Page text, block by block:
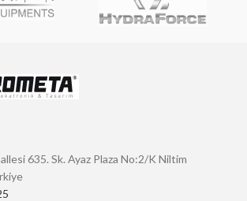
635. Sk. Ayaz Plaza No:2/K Niltim